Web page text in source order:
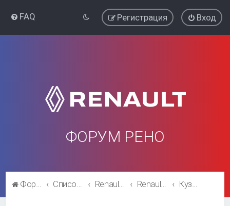
FAQ Вход
Регистрация
ФОРУМ РЕНО
Форум Рено Список форумов Renault Megane Renault Megane Кузов и салон